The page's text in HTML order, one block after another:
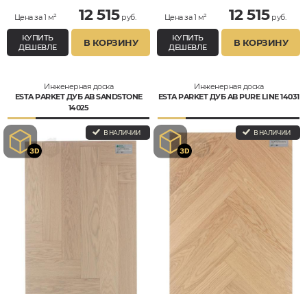
Цена за 1 м² 12 515руб.
КУПИТЬ
ДЕШЕВЛЕ
В КОРЗИНУ
Цена за 1 м² 12 515руб.
КУПИТЬ
ДЕШЕВЛЕ
В КОРЗИНУ
Инженерная доска
ESTA PARKET ДУБ AB SANDSTONE
14025
В НАЛИЧИИ
Инженерная доска
ESTA PARKET ДУБ AB PURE LINE 14031
В НАЛИЧИИ